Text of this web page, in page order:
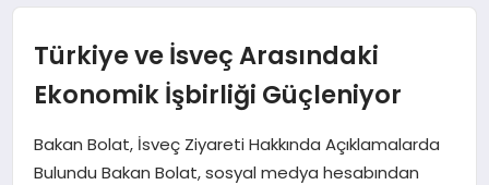
MAGAZIN
EKONOMI
Türkiye ve İsveç Arasındaki
Ekonomik İşbirliği Güçleniyor
Bakan Bolat, İsveç Ziyareti Hakkında Açıklamalarda
Bulundu Bakan Bolat, sosyal medya hesabından